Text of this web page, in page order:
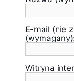
E-mail (nie
(wymagany):
Witryna